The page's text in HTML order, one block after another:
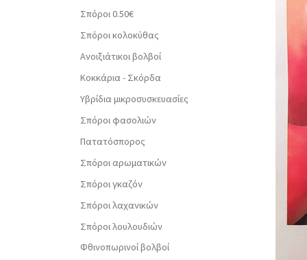
Σπόροι 0.50€
Σπόροι κολοκύθας
Ανοιξιάτικοι βολβοί
Κοκκάρια - Σκόρδα
Υβρίδια μικροσυσκευασίες
Σπόροι φασολιών
Πατατόσπορος
Σπόροι αρωματικών
Σπόροι γκαζόν
Σπόροι λαχανικών
Σπόροι λουλουδιών
Φθινοπωρινοί βολβοί